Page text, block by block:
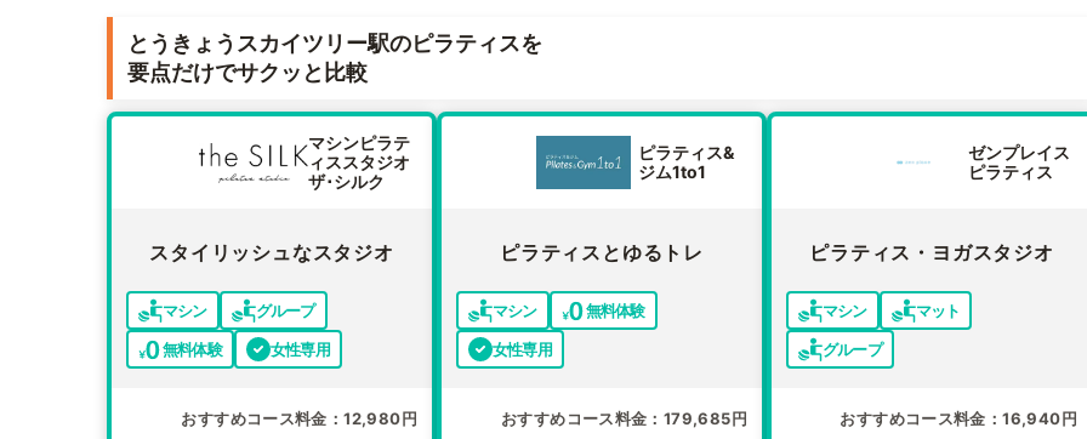
とうきょうスカイツリー駅のピラティスを
要点だけでサクッと比較
マシンピラテ
ィススタジオ
ザ･シルク
スタイリッシュなスタジオ
マシン
グループ
無料体験
女性専用
おすすめコース料金 12,980円
ピラティス&
ジム1to1
ピラティスとゆるトレ
マシン
無料体験
女性専用
おすすめコース料金 179,685円
ゼンプレイス
ピラティス
ピラティス・ヨガスタジオ
マシン
マット
グループ
おすすめコース料金 16,940円